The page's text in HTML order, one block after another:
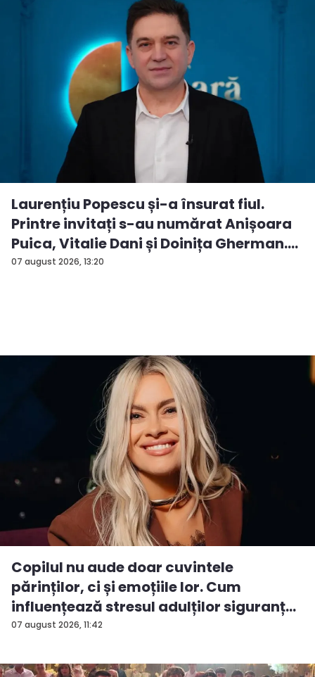
07 august 2026, 13:20
Laurențiu Popescu și-a însurat fiul.
Printre invitați s-au numărat Anișoara
Puica, Vitalie Dani și Doinița Gherman.
P...
07 august 2026, 11:42
Copilul nu aude doar cuvintele
părinților, ci și emoțiile lor. Cum
influențează stresul adulților siguranț...